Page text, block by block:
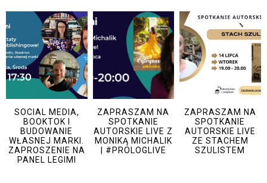
SOCIAL MEDIA,
BOOKTOK I
BUDOWANIE
WŁASNEJ MARKI.
ZAPROSZENIE NA
PANEL LEGIMI
ZAPRASZAM NA
SPOTKANIE
AUTORSKIE LIVE Z
MONIKĄ MICHALIK
| #PROLOGLIVE
ZAPRASZAM NA
SPOTKANIE
AUTORSKIE LIVE
ZE STACHEM
SZULISTEM